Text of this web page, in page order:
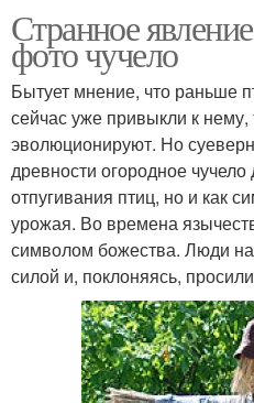
Странное
фото чучело
Бытует мнение, что раньше
сейчас уже привыкли к
эволюционируют. Но
древности огородное
отпугивания птиц, но и как
урожая. Во времена
символом божества. Люди
силой и, поклоняясь,